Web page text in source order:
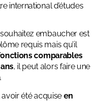
international d’études
embaucher est
requis mais qu’il
comparables
, il peut alors faire une
avoir été acquise en